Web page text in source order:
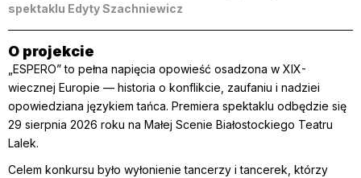
spektaklu Edyty Szachniewicz
O projekcie
„ESPERO” to pełna napięcia opowieść osadzona w XIX-
wiecznej Europie — historia o konflikcie, zaufaniu i nadziei
opowiedziana językiem tańca. Premiera spektaklu odbędzie się
29 sierpnia 2026 roku na Małej Scenie Białostockiego Teatru
Lalek.
Celem konkursu było wyłonienie tancerzy i tancerek, którzy